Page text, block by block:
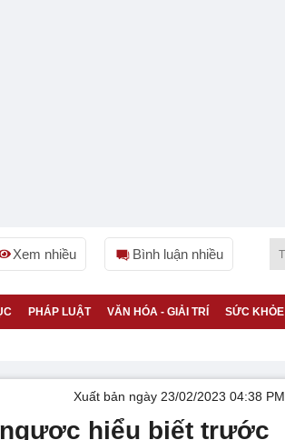
Xem nhiều Bình luận nhiều
PHÁP LUẬT VĂN HÓA - GIẢI TRÍ SỨC KHỎE
Xuất bản ngày 23/02/2023 04:38 PM
hiểu biết trước